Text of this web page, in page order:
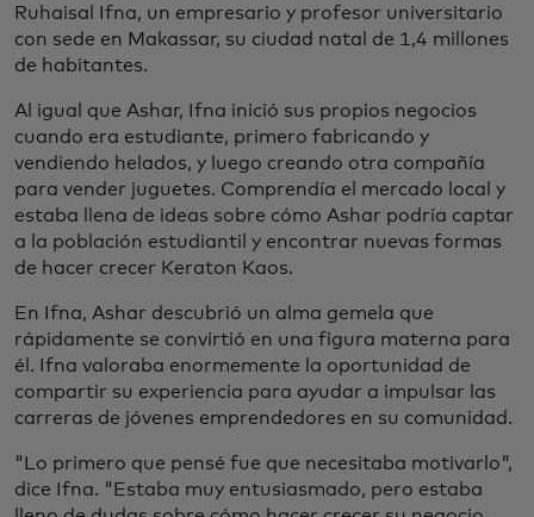
Ruhaisal Ifna, un empresario y profesor universitario
con sede en Makassar, su ciudad natal de 1,4 millones
de habitantes.
Al igual que Ashar, Ifna inició sus propios negocios
cuando era estudiante, primero fabricando y
vendiendo helados, y luego creando otra compañía
para vender juguetes. Comprendía el mercado local y
estaba llena de ideas sobre cómo Ashar podría captar
a la población estudiantil y encontrar nuevas formas
de hacer crecer Keraton Kaos.
En Ifna, Ashar descubrió un alma gemela que
rápidamente se convirtió en una figura materna para
él. Ifna valoraba enormemente la oportunidad de
compartir su experiencia para ayudar a impulsar las
carreras de jóvenes emprendedores en su comunidad.
"Lo primero que pensé fue que necesitaba motivarlo",
dice Ifna. "Estaba muy entusiasmado, pero estaba